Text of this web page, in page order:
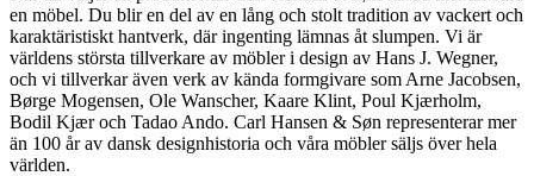
en möbel. Du blir en del av en lång och stolt tradition av vackert och
karaktäristiskt hantverk, där ingenting lämnas åt slumpen. Vi är
världens största tillverkare av möbler i design av Hans J. Wegner,
och vi tillverkar även verk av kända formgivare som Arne Jacobsen,
Børge Mogensen, Ole Wanscher, Kaare Klint, Poul Kjærholm,
Bodil Kjær och Tadao Ando. Carl Hansen & Søn representerar mer
än 100 år av dansk designhistoria och våra möbler säljs över hela
världen.